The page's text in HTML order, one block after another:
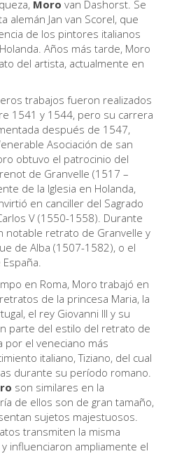
salas
de la Academia
Palatina
de los Medici
de San Marcos
Arqueológico
de las Piedras Duras
Galileo
Boboli
de Arnolfo
de Vasari
Vecchio
Maria Novella
ahora
Moro van Dashorst. Se
alemán Jan van Scorel, que
de los pintores italianos
Años más tarde, Moro
del artista, actualmente en
trabajos fueron realizados
1541 y 1544, pero su carrera
después de 1547,
Asociación de san
obtuvo el patrocinio del
de Granvelle (1517 –
de la Iglesia en Holanda,
en canciller del Sagrado
V (1550-1558). Durante
notable retrato de Granvelle y
de Alba (1507-1582), o el
en Roma, Moro trabajó en
de la princesa Maria, la
el rey Giovanni III y su
parte del estilo del retrato de
por el veneciano más
italiano, Tiziano, del cual
durante su período romano.
son similares en la
de ellos son de gran tamaño,
sujetos majestuosos.
transmiten la misma
influenciaron ampliamente el